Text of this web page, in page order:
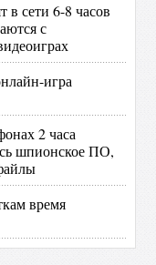
в сети 6-8 часов
с
игра
2 часа
шпионское ПО,
время